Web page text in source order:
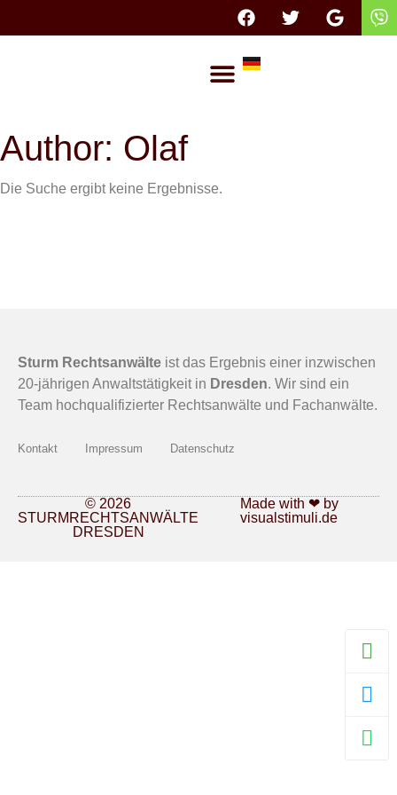
Author: Olaf
Die Suche ergibt keine Ergebnisse.
Sturm Rechtsanwälte ist das Ergebnis einer inzwischen
20-jährigen Anwaltstätigkeit in Dresden. Wir sind ein
Team hochqualifizierter Rechtsanwälte und Fachanwälte.
Kontakt Impressum Datenschutz
© 2026
STURMRECHTSANWÄLTE
DRESDEN
Made with ❤ by
visualstimuli.de